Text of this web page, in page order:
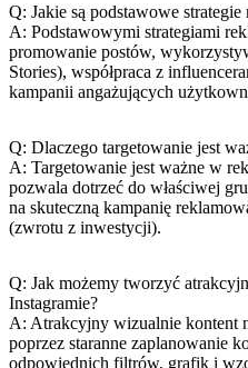
Q: Jakie⁣ są podstawowe
A: Podstawowymi ⁤strategiami
promowanie postów,
Stories), współpraca z
kampanii angażujących
Q:‌ Dlaczego targetowanie jest
A: Targetowanie jest ważne‍ w
pozwala dotrzeć do ‍właściwej
na ⁤skuteczną ⁢kampanię
(zwrotu z inwestycji).
Q: Jak⁤ możemy ⁢tworzyć
Instagramie?
A:⁢ Atrakcyjny ​wizualnie ​kontent
poprzez⁤ staranne zaplanowanie
⁢odpowiednich filtrów, grafik i​